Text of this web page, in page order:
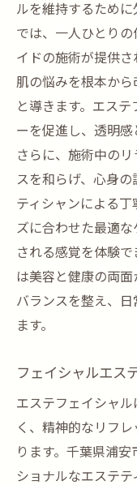
ルを維持するため
では、一人ひとり
イドの施術が提供
肌の悩みを根本か
と導きます。エス
ーを促進し、透明感
さらに、施術中の
スを和らげ、心身
ティシャンによる
ズに合わせた最適
される感覚を体験
は美容と健康の両
バランスを整え、
ます。
フェイシャルエス
エステフェイシャ
く、精神的なリフ
ります。千葉県浦
ショナルなエステ